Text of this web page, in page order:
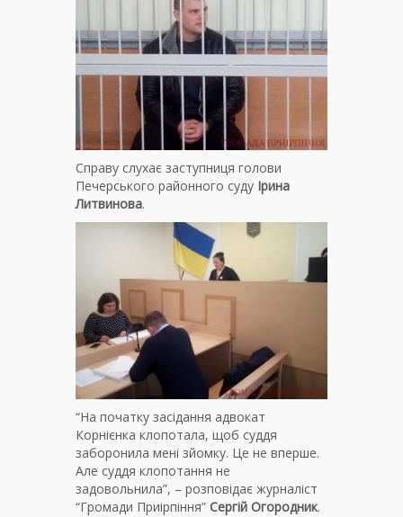
Справу слухає заступниця голови
Печерського районного суду Ірина
Литвинова.
“На початку засідання адвокат
Корнієнка клопотала, щоб суддя
заборонила мені зйомку. Це не вперше.
Але суддя клопотання не
задовольнила”, – розповідає журналіст
“Громади Приірпіння” Сергій Огородник.